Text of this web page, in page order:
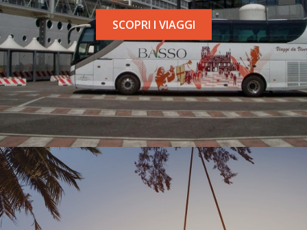
SCOPRI I VIAGGI